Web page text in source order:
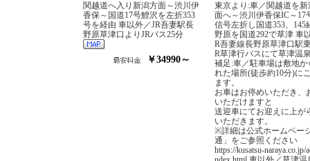
関越道へ入り新潟方面～渋川伊
香保～国道17号鯉沢を左折353
号を経由 車以外／JR吾妻駅長
野原草津口よりJRバス25分
￥34990～
東京より:車／関越道を新
面へ～渋川伊香保IC～17
信号左折し国道353、145
野原を国道292で草津 車
R吾妻線長野原草津口駅
R草津行バスにて草津温
補足:車／駐車場は敷地か
れた場所(徒歩約10分)に
ます。
お車はお停めいただき、
いただけますと
送迎車にてお迎えに上が
いただきます。
※詳細は公式ホームペー
通」をご参照ください
https://kusatsu-naraya.co.jp/